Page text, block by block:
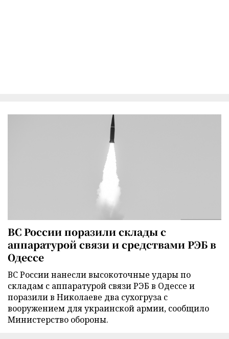
ВС России поразили склады с
аппаратурой связи и средствами РЭБ в
Одессе
ВС России нанесли высокоточные удары по
складам с аппаратурой связи РЭБ в Одессе и
поразили в Николаеве два сухогруза с
вооружением для украинской армии, сообщило
Министерство обороны.